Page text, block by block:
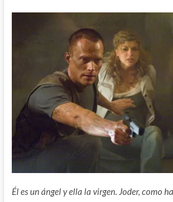
Él es un ángel y ella la virgen. Joder, como